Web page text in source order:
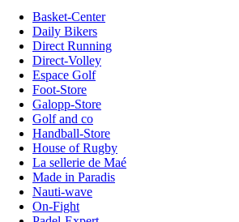
Basket-Center
Daily Bikers
Direct Running
Direct-Volley
Espace Golf
Foot-Store
Galopp-Store
Golf and co
Handball-Store
House of Rugby
La sellerie de Maé
Made in Paradis
Nauti-wave
On-Fight